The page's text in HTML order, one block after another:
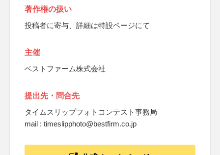
著作権の扱い
投稿者に寄与、詳細は特設ページにて
主催
ベストファーム株式会社
提出先・問合先
タイムスリップフォトコンテスト事務局
mail : timeslipphoto@bestfirm.co.jp